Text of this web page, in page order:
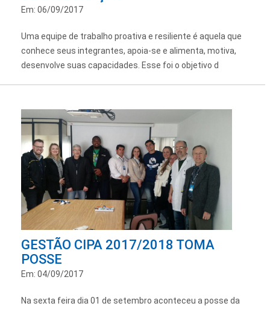
Em: 06/09/2017
Uma equipe de trabalho proativa e resiliente é aquela que
conhece seus integrantes, apoia-se e alimenta, motiva,
desenvolve suas capacidades. Esse foi o objetivo d
GESTÃO CIPA 2017/2018 TOMA
POSSE
Em: 04/09/2017
Na sexta feira dia 01 de setembro aconteceu a posse da